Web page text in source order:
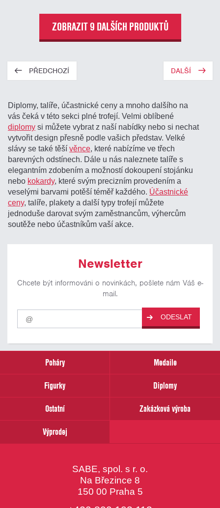
ZOBRAZIT 9 DALŠÍCH PRODUKTŮ
PŘEDCHOZÍ DALŠÍ
Diplomy, talíře, účastnické ceny a mnoho dalšího na
vás čeká v této sekci plné trofejí. Velmi oblíbené
diplomy si můžete vybrat z naší nabídky nebo si nechat
vytvořit design přesně podle vašich představ. Velké
slávy se také těšívěnce, které nabízíme ve třech
barevných odstínech. Dále u nás naleznete talíře s
elegantním zdobením a možností dokoupení stojánku
nebo kokardy, které svým precizním provedením a
veselými barvami potěší téměř každého. Účastnické
ceny, talíře, plakety a další typy trofejí můžete
jednoduše darovat svým zaměstnancům, výhercům
soutěže nebo účastníkům vaší akce.
Newsletter
Chcete být informováni o novinkách, pošlete nám Váš e-
mail.
Pro
odběr
našich
email
ODESLAT
Poháry
Medaile
Figurky
Diplomy
Ostatní
Zakázková výroba
Výprodej
SABE, spol. s r. o.
Na Březince 8
150 00 Praha 5